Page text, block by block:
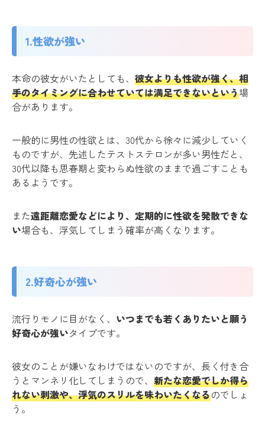
1.性欲が強い
本命の彼女がいたとしても、 彼女よりも性欲が強く、相
手のタイミングに合わせていては満足できないという場
合があります。
一般的に男性の性欲とは、30代から徐々に減少していく
ものですが、先述したテストステロンが多い男性だと、
30代以降も思春期と変わらぬ性欲のままで過ごすことも
あるようです。
また遠距離恋愛などにより、定期的に性欲を発散できな
い場合も、浮気してしまう確率が高くなります。
2.好奇心が強い
流行りモノに目がなく、 いつまでも若くありたいと願う
好奇心が強いタイプです。
彼女のことが嫌いなわけではないのですが、長く付き合
うとマンネリ化してしまうので、 新たな恋愛でしか得ら
れない刺激や、浮気のスリルを味わいたくなるのでしょ
う。